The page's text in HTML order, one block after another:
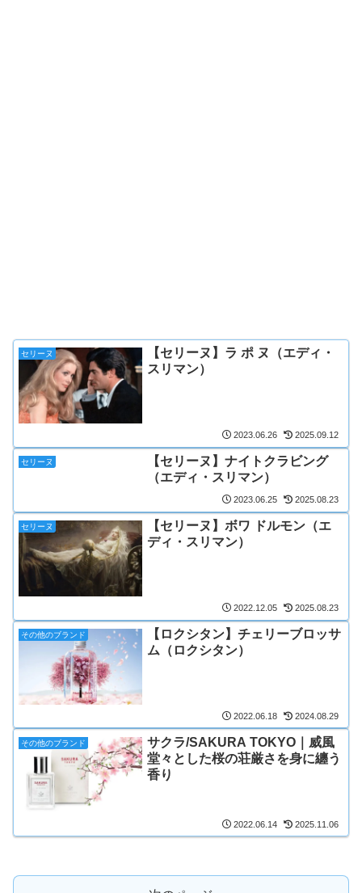
セリーヌ
【セリーヌ】ラ ポ ヌ（エディ・
スリマン）
2023.06.26 2025.09.12
セリーヌ
【セリーヌ】ナイトクラビング
（エディ・スリマン）
2023.06.25 2025.08.23
セリーヌ
【セリーヌ】ボワ ドルモン（エ
ディ・スリマン）
2022.12.05 2025.08.23
その他のブランド
【ロクシタン】チェリーブロッサ
ム（ロクシタン）
2022.06.18 2024.08.29
その他のブランド
サクラ/SAKURA TOKYO｜威風
堂々とした桜の荘厳さを身に纏う
香り
2022.06.14 2025.11.06